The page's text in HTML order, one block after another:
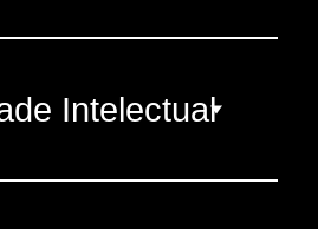
Intelectual